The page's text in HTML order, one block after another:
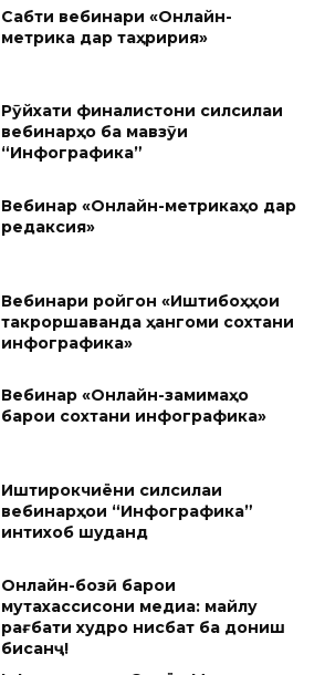
Сабти вебинари «Онлайн-
метрика дар таҳририя»
Рӯйхати финалистони силсилаи
вебинарҳо ба мавзӯи
“Инфографика”
Вебинар «Онлайн-метрикаҳо дар
редаксия»
Вебинари ройгон «Иштибоҳҳои
такроршаванда ҳангоми сохтани
инфографика»
Вебинар «Онлайн-замимаҳо
барои сохтани инфографика»
Иштирокчиёни силсилаи
вебинарҳои “Инфографика”
интихоб шуданд
Онлайн-бозӣ барои
мутахассисони медиа: майлу
рағбати худро нисбат ба дониш
бисанҷ!